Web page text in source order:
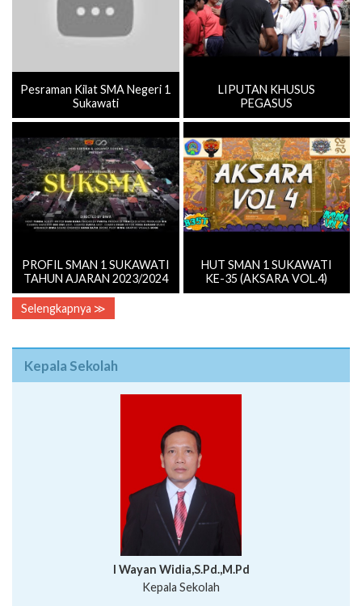
Pesraman Kilat SMA Negeri 1
Sukawati
LIPUTAN KHUSUS
PEGASUS
PROFIL SMAN 1 SUKAWATI
TAHUN AJARAN 2023/2024
HUT SMAN 1 SUKAWATI
KE-35 (AKSARA VOL.4)
Selengkapnya ≫
Kepala Sekolah
I Wayan Widia,S.Pd.,M.Pd
Kepala Sekolah